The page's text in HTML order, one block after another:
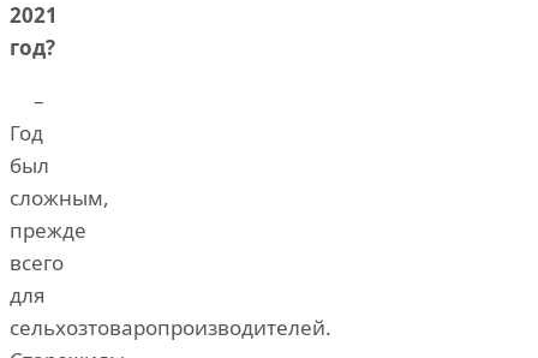
2021
год?
–
Год
был
сложным,
прежде
всего
для
сельхозтоваропроизводителей.